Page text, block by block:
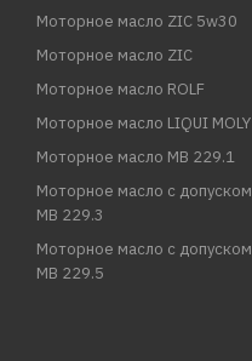
Моторное масло ZIC 5w30
Моторное масло ZIC
Моторное масло ROLF
Моторное масло LIQUI MOLY
Моторное масло MB 229.1
Моторное масло с допуском
MB 229.3
Моторное масло с допуском
MB 229.5